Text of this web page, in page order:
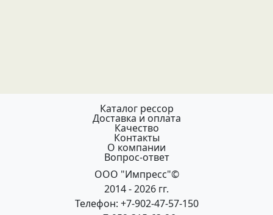
Каталог рессор
Доставка и оплата
Качество
Контакты
О компании
Вопрос-ответ
ООО "Импресс"©
2014 - 2026 гг.
Телефон: +7-902-47-57-150